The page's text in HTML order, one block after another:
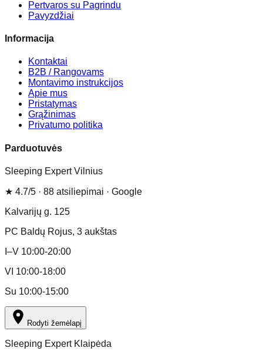
Pertvaros su Pagrindu
Pavyzdžiai
Informacija
Kontaktai
B2B / Rangovams
Montavimo instrukcijos
Apie mus
Pristatymas
Grąžinimas
Privatumo politika
Parduotuvės
Sleeping Expert Vilnius
★ 4.7/5 · 88 atsiliepimai · Google
Kalvarijų g. 125
PC Baldų Rojus, 3 aukštas
I–V 10:00-20:00
VI 10:00-18:00
Su 10:00-15:00
Rodyti žemėlapį
Sleeping Expert Klaipėda